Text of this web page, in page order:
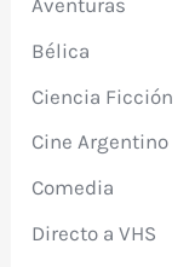
Aventuras
Bélica
Ciencia Ficción
Cine Argentino
Comedia
Directo a VHS